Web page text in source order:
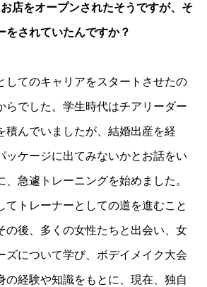
店をオープンされたそうですが、そ
をされていたんですか？
てのキャリアをスタートさせたの
らでした。学生時代はチアリーダー
積んでいましたが、結婚出産を経
ッケージに出てみないかとお話をい
、急遽トレーニングを始めました。
てトレーナーとしての道を進むこと
の後、多くの女性たちと出会い、女
ズについて学び、ボデイメイク大会
の経験や知識をもとに、現在、独自